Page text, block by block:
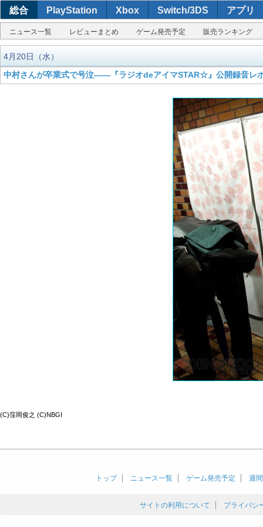
総合 PlayStation Xbox Switch/3DS アプリ
ニュース一覧 レビューまとめ ゲーム発売予定 販売ランキング
4月20日（水）
中村さんが卒業式で号泣――『ラジオdeアイマSTAR☆』公開録音レ
(C)窪岡俊之 (C)NBGI
トップ ニュース一覧 ゲーム発売予定 週
サイトの利用について プライバシ